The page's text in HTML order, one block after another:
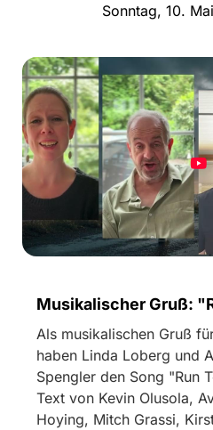
Sonntag, 10.
Musikalischer Gruß:
Als musikalischen Gruß
haben Linda Loberg und
Spengler den Song "Run
Text von Kevin Olusola,
Hoying, Mitch Grassi,